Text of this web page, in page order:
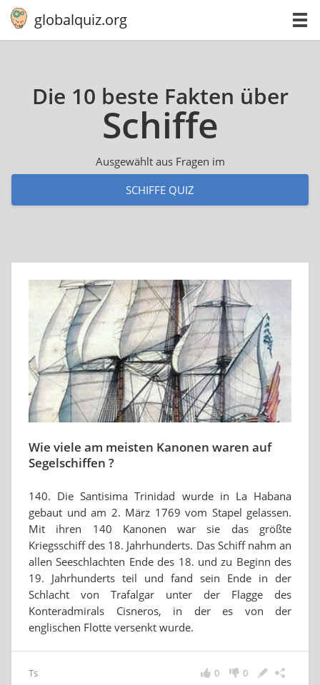
globalquiz.org
Die 10 beste Fakten über
Schiffe
Ausgewählt aus Fragen im
SCHIFFE QUIZ
Wie viele am meisten Kanonen waren auf
Segelschiffen ?
140. Die Santisima Trinidad wurde in La Habana
gebaut und am 2. März 1769 vom Stapel gelassen.
Mit ihren 140 Kanonen war sie das größte
Kriegsschiff des 18. Jahrhunderts. Das Schiff nahm an
allen Seeschlachten Ende des 18. und zu Beginn des
19. Jahrhunderts teil und fand sein Ende in der
Schlacht von Trafalgar unter der Flagge des
Konteradmirals Cisneros, in der es von der
englischen Flotte versenkt wurde.
Ts 0
0